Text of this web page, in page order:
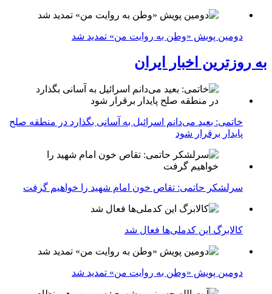
دومین پویش «وطن به روایت من» تمدید شد
به روزترین اخبار ایران
خاتمی: بعید می‌دانم اسرائیل به آسانی بگذارد در منطقه صلح
پایدار برقرار شود
سرلشکر حاتمی: تقاص خون امام شهید را خواهیم گرفت
کالابرگ این کدملی‌ها فعال شد
دومین پویش «وطن به روایت من» تمدید شد